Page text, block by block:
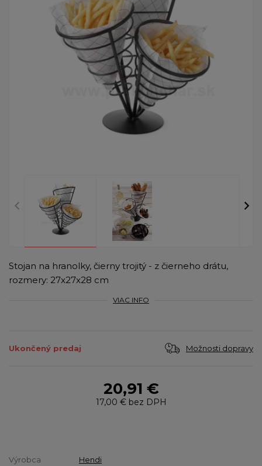
Stojan na hranolky, čierny trojitý - z čierneho drátu,
rozmery: 27x27x28 cm
VIAC INFO
Ukončený predaj Možnosti dopravy
20,91 €
17,00 €bez DPH
Výrobca Hendi